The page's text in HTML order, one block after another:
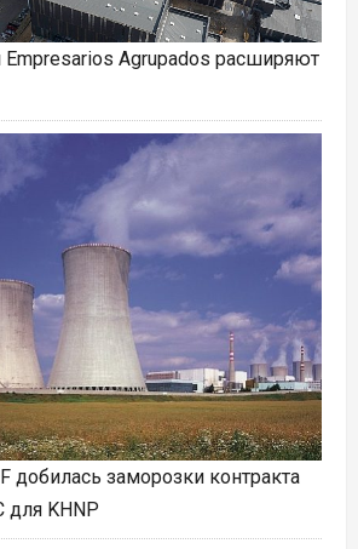
Empresarios Agrupados расширяют
добилась заморозки контракта
KHNP